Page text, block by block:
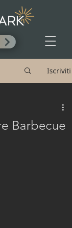
Iscriviti
Barbecue